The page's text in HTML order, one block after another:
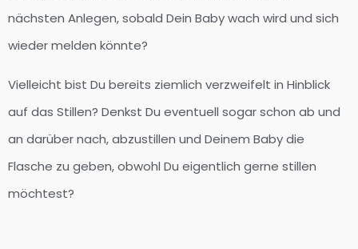
nächsten Anlegen, sobald Dein Baby wach wird und sich
wieder melden könnte?
Vielleicht bist Du bereits ziemlich verzweifelt in Hinblick
auf das Stillen? Denkst Du eventuell sogar schon ab und
an darüber nach, abzustillen und Deinem Baby die
Flasche zu geben, obwohl Du eigentlich gerne stillen
möchtest?